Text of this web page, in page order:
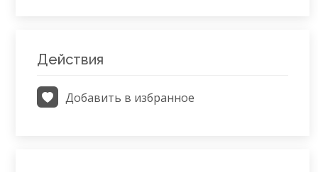
Действия
Добавить в избранное